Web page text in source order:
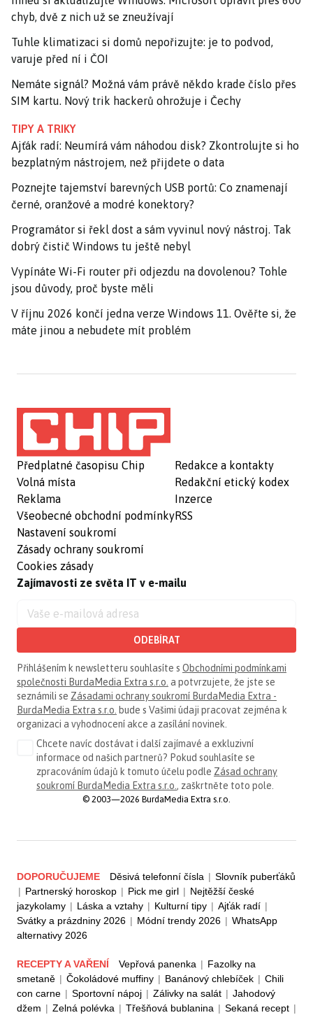
chyb, dvě z nich už se zneužívají
Tuhle klimatizaci si domů nepořizujte: je to podvod,
varuje před ní i ČOI
Nemáte signál? Možná vám právě někdo krade číslo přes
SIM kartu. Nový trik hackerů ohrožuje i Čechy
TIPY A TRIKY
Ajťák radí: Neumírá vám náhodou disk? Zkontrolujte si ho
bezplatným nástrojem, než přijdete o data
Poznejte tajemství barevných USB portů: Co znamenají
černé, oranžové a modré konektory?
Programátor si řekl dost a sám vyvinul nový nástroj. Tak
dobrý čistič Windows tu ještě nebyl
Vypínáte Wi-Fi router při odjezdu na dovolenou? Tohle
jsou důvody, proč byste měli
V říjnu 2026 končí jedna verze Windows 11. Ověřte si, že
máte jinou a nebudete mít problém
Předplatné časopisu Chip
Volná místa
Reklama
Všeobecné obchodní podmínky
Nastavení soukromí
Zásady ochrany soukromí
Cookies zásady
Redakce a kontakty
Redakční etický kodex
Inzerce
RSS
Zajímavosti ze světa IT v e-mailu
ODEBÍRAT
Přihlášením k newsletteru souhlasíte s Obchodními podmínkami
společnosti BurdaMedia Extra s.r.o. a potvrzujete, že jste se
seznámili se Zásadami ochrany soukromí BurdaMedia Extra -
BurdaMedia Extra s.r.o. bude s Vašimi údaji pracovat zejména k
organizaci a vyhodnocení akce a zasílání novinek.
Chcete navíc dostávat i další zajímavé a exkluzivní
informace od našich partnerů? Pokud souhlasíte se
zpracováním údajů k tomuto účelu podle Zásad ochrany
soukromí BurdaMedia Extra s.r.o., zaškrtněte toto pole.
© 2003—2026 BurdaMedia Extra s.r.o.
DOPORUČUJEME Děsivá telefonní čísla | Slovník puberťáků
| Partnerský horoskop | Pick me girl | Nejtěžší české
jazykolamy | Láska a vztahy | Kulturní tipy | Ajťák radí |
Svátky a prázdniny 2026 | Módní trendy 2026 | WhatsApp
alternativy 2026
RECEPTY A VAŘENÍ Vepřová panenka | Fazolky na
smetaně | Čokoládové muffiny | Banánový chlebíček | Chili
con carne | Sportovní nápoj | Zálivky na salát | Jahodový
džem | Zelná polévka | Třešňová bublanina | Sekaná recept |